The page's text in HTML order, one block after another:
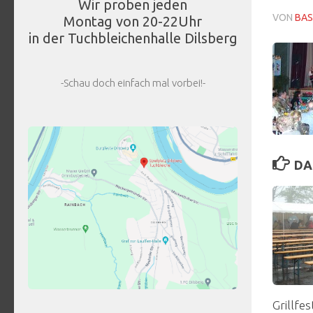
VON
Wir proben jeden
Montag von 20-22Uhr
in der Tuchbleichenhalle Dilsberg
-Schau doch einfach mal vorbei!-